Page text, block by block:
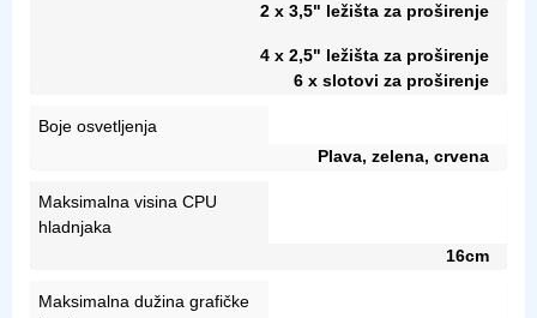
2 x 3,5" ležišta za proširenje
4 x 2,5" ležišta za proširenje
6 x slotovi za proširenje
Boje osvetljenja
Plava, zelena, crvena
Maksimalna visina CPU
hladnjaka
16cm
Maksimalna dužina grafičke